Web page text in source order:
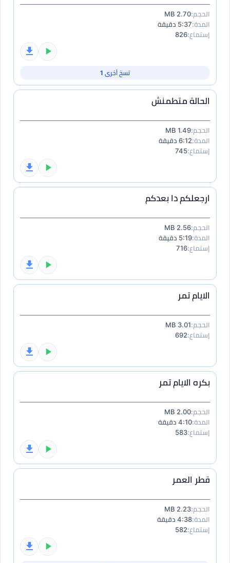
الحجم:2.70 MB
المدة:5:37 دقيقة
إستماع:826
نسخ أخرى 1
الحالة متطمنش
الحجم:1.49 MB
المدة:6:12 دقيقة
إستماع:745
ارجعلكم دا بعدكم
الحجم:2.56 MB
المدة:5:19 دقيقة
إستماع:716
الايام تمر
الحجم:3.01 MB
إستماع:692
بكره الايام تمر
الحجم:2.00 MB
المدة:4:10 دقيقة
إستماع:583
قطر العمر
الحجم:2.23 MB
المدة:4:38 دقيقة
إستماع:582